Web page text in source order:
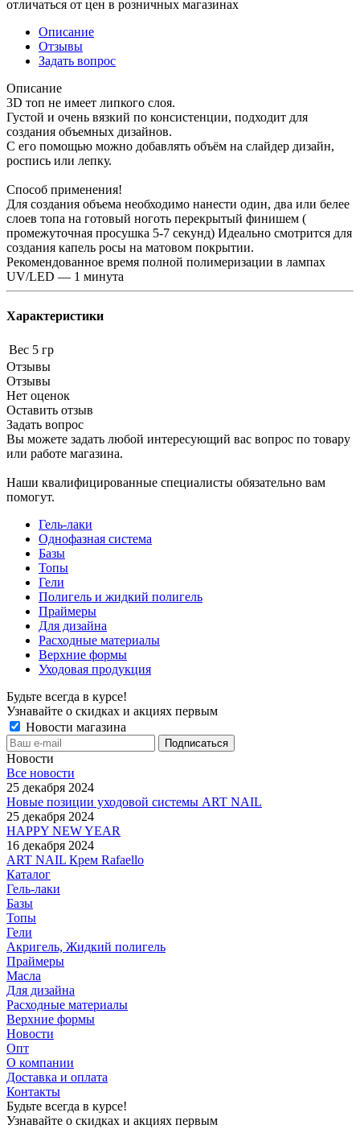
отличаться от цен в розничных магазинах
Описание
Отзывы
Задать вопрос
Описание
3D топ не имеет липкого слоя.
Густой и очень вязкий по консистенции, подходит для
создания объемных дизайнов.
С его помощью можно добавлять объём на слайдер дизайн,
роспись или лепку.
Способ применения!
Для создания объема необходимо нанести один, два или белее
слоев топа на готовый ноготь перекрытый финишем (
промежуточная просушка 5-7 секунд) Идеально смотрится для
создания капель росы на матовом покрытии.
Рекомендованное время полной полимеризации в лампах
UV/LED — 1 минута
Характеристики
Вес 5 гр
Отзывы
Отзывы
Нет оценок
Оставить отзыв
Задать вопрос
Вы можете задать любой интересующий вас вопрос по товару
или работе магазина.
Наши квалифицированные специалисты обязательно вам
помогут.
Гель-лаки
Однофазная система
Базы
Топы
Гели
Полигель и жидкий полигель
Праймеры
Для дизайна
Расходные материалы
Верхние формы
Уходовая продукция
Будьте всегда в курсе!
Узнавайте о скидках и акциях первым
Новости магазина
Новости
Все новости
25 декабря 2024
Новые позиции уходовой системы ART NAIL
25 декабря 2024
HAPPY NEW YEAR
16 декабря 2024
ART NAIL Крем Rafaello
Каталог
Гель-лаки
Базы
Топы
Гели
Акригель, Жидкий полигель
Праймеры
Масла
Для дизайна
Расходные материалы
Верхние формы
Новости
Опт
О компании
Доставка и оплата
Контакты
Будьте всегда в курсе!
Узнавайте о скидках и акциях первым